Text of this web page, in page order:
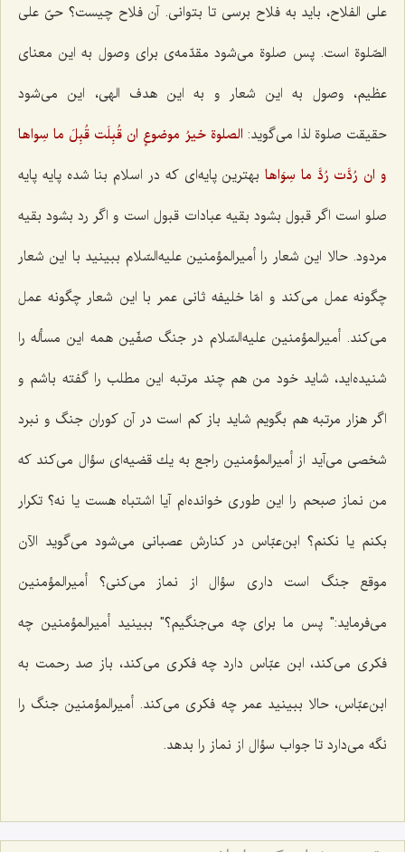
على الفلاح، باید به فلاح برسی تا بتوانی. آن فلاح چیست؟ حىّ على
الصّلوة است. پس صلوة می‌شود مقدّمه‌ی برای وصول به این معنای
عظیم، وصول به این شعار و به این هدف الهی، این می‌شود
حقیقت‌ صلوة لذا می‌گوید: الصلوة خيرُ موضوعٍ ان قُبِلَت قُبِلَ ما سِواها
و ان رُدَّت رُدَّ ما سِوَاها بهترین پایه‌ای كه در اسلام بنا شده پایه پایه
صلو است اگر قبول بشود بقیه عبادات قبول است و اگر رد بشود بقیه
مردود. حالا این شعار را أمیرالمؤمنین علیه‌السّلام ببینید با این شعار
چگونه عمل می‌كند و امّا خلیفه ثانی عمر با این شعار چگونه عمل
می‌كند. أمیرالمؤمنین علیه‌السّلام در جنگ صفّین همه این مسأله را
شنیده‌اید، شاید خود من هم چند مرتبه این مطلب را گفته باشم و
اگر هزار مرتبه هم بگویم شاید باز كم است در آن كوران جنگ و نبرد
شخصی می‌آید از أمیرالمؤمنین راجع به یك قضیه‌ای سؤال می‌كند كه
من نماز صبحم را این طوری خوانده‌ام آیا اشتباه هست یا نه؟ تكرار
بكنم یا نكنم؟ ابن‌عبّاس در كنارش عصبانی می‌شود می‌گوید الآن
موقع جنگ است داری سؤال از نماز می‌كنی؟ أمیرالمؤمنین
می‌فرماید:" پس ما برای چه می‌جنگیم؟" ببینید أمیرالمؤمنین چه
فكری می‌كند، ابن عبّاس دارد چه فكری می‌كند، باز صد رحمت به
ابن‌عبّاس، حالا ببینید عمر چه فكری می‌كند. أمیرالمؤمنین جنگ را
نگه می‌دارد تا جواب سؤال از نماز را بدهد.